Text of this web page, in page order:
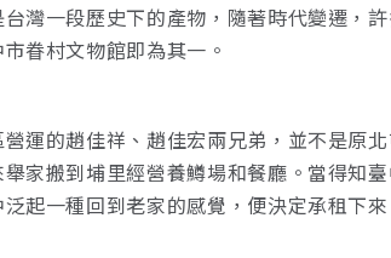
灣一段歷史下的產物，隨著時代變遷，
眷村文物館即為其一。
營運的趙佳祥、趙佳宏兩兄弟，並不是原
家搬到埔里經營養鱒場和餐廳。當得知
起一種回到老家的感覺，便決定承租下